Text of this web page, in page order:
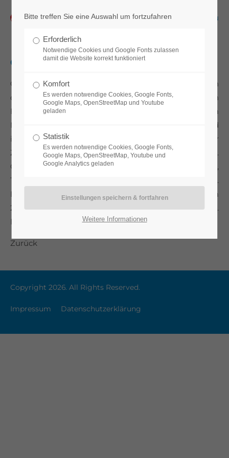
Menu
Gleichstrom
Gleichstrom bedeutet, dass Strom immer konstant in
die gleiche Richtung fließt. Dabei bewegen sich
Elektronen durch einen elektrischen Leiter vom
Minus- zum Pluspol. Der Verlauf der Stromstärke wird
in einem Liniendiagramm als Gerade parallel zur
Zeitachse abgegildet. Haushaltsgeräte wie z.B.
Computer, Handy-Ladegeräte, Smart-TVs, Radios,
Telefone oder LED-Leuchten arbeiten mit Gleichstrom.
Bei all diesen Geräten wird Wechselstrom aus dem
230-Volt-Hausnetz in Gleichstrom umgewandelt.
Dafür wird ein Netzteil zur Umwandlung benötigt.
Zurück
Copyright 2026. All Rights Reserved.
Impressum Datenschutzerklärung
Bitte treffen Sie eine Auswahl um fortzufahren
Erforderlich
Notwendige Cookies und Google Fonts zulassen
damit die Website korrekt funktioniert
Komfort
Es werden notwendige Cookies, Google Fonts,
Google Maps, OpenStreetMap und Youtube
geladen
Statistik
Es werden notwendige Cookies, Google Fonts,
Google Maps, OpenStreetMap, Youtube und
Google Analytics geladen
Weitere Informationen